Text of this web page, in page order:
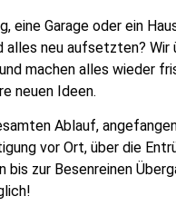
eine Garage oder ein
alles neu aufsetzten? Wir
machen alles wieder
neuen Ideen.
Ablauf,
vor Ort, über die
bis zur Besenreinen